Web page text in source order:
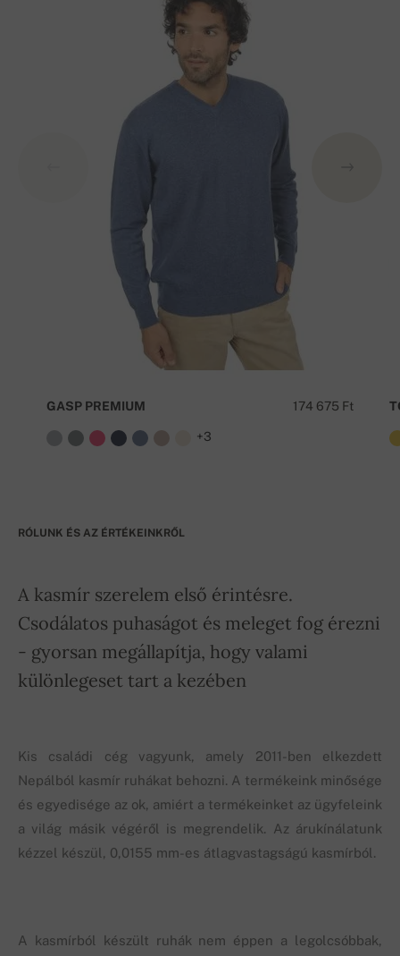
174 675 Ft
GASP PREMIUM
+3
RÓLUNK ÉS AZ ÉRTÉKEINKRŐL
A kasmír szerelem első érintésre.
Csodálatos puhaságot és meleget fog érezni
- gyorsan megállapítja, hogy valami
különlegeset tart a kezében
Kis családi cég vagyunk, amely 2011-ben elkezdett
Nepálból kasmír ruhákat behozni. A termékeink minősége
és egyedisége az ok, amiért a termékeinket az ügyfeleink
a világ másik végéről is megrendelik. Az árukínálatunk
kézzel készül, 0,0155 mm-es átlagvastagságú kasmírból.
A kasmírból készült ruhák nem éppen a legolcsóbbak,